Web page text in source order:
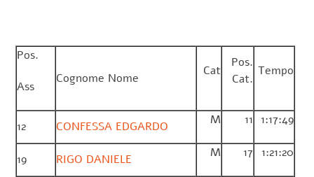
Pos.
Ass
Cognome Nome Cat
Pos.
Cat.
Tempo
12 CONFESSA EDGARDO M 11 1:17:49
19 RIGO DANIELE M 17 1:21:20